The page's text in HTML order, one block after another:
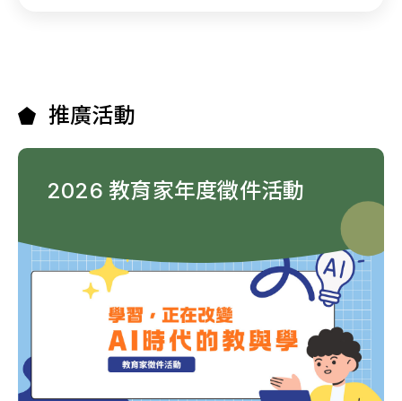
推廣活動
2026 教育家年度徵件活動